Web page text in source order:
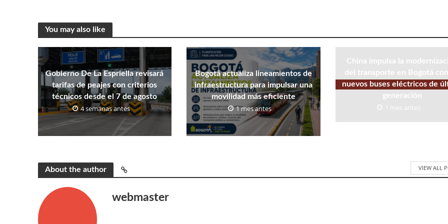
You may also like
Gobierno De La Espriella revisará
tarifas de peajes con criterios
técnicos desde el 7 de agosto
4 semanas antes
Bogotá actualiza lineamientos de
infraestructura para impulsar una
movilidad más eficiente
1 mes antes
China impulsa la
del transporte en Bogotá
nuevos buses eléctricos de
generación
1 mes antes
About the author VIEW ALL
webmaster